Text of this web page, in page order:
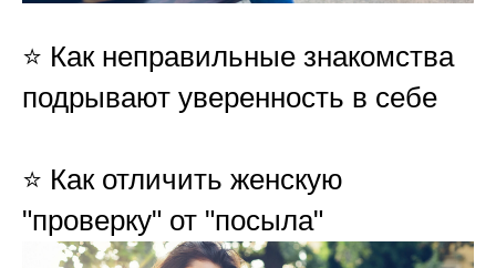
⭐️ Как неправильные знакомства
подрывают уверенность в себе
⭐️ Как отличить женскую
"проверку" от "посыла"